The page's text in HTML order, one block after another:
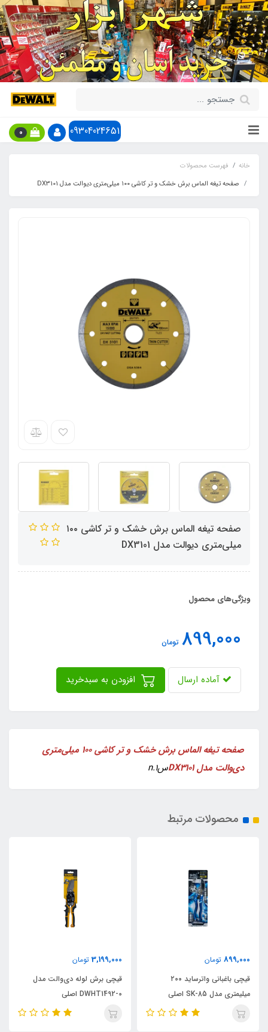
09304024651
0
خانه
فهرست محصولات
صفحه تیغه الماس برش خشک و تر کاشی ۱۰۰ میلی‌متری دیوالت مدل DX3101
صفحه تیغه الماس برش خشک و تر کاشی ۱۰۰
میلی‌متری دیوالت مدل DX3101
ویژگی‌های محصول
899,000 تومان
آماده ارسال
صفحه تیغه الماس برش خشک و تر کاشی ۱۰۰ میلی‌متری
دی‌والت مدل DX3101
سn.1
محصولات مرتبط
899,000 تومان
قیچی باغبانی واترساید ۲۰۰
میلیمتری مدل SK-85 اصلی
3,199,000 تومان
قیچی برش لوله دی‌والت مدل
DWHT1492-0 اصلی